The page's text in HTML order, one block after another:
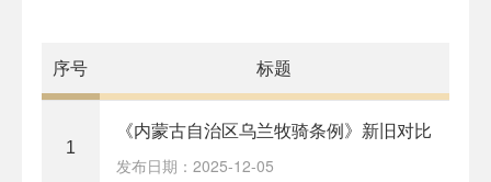
序号 标题
1
《内蒙古自治区乌兰牧骑条例》新旧对比
发布日期：2025-12-05